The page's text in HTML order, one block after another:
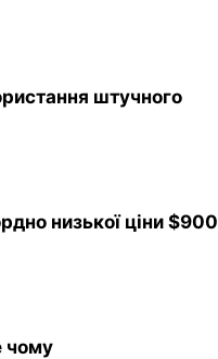
штучного
низької ціни $900
чому